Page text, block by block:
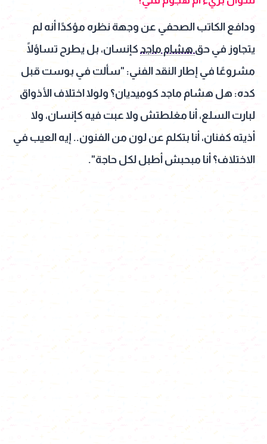
ودافع الكاتب الصحفي عن وجهة نظره مؤكدًا أنه لم
يتجاوز في حق هشام ماجد كإنسان، بل يطرح تساؤلًا
مشروعًا في إطار النقد الفني: "سألت في بوست قبل
كده: هل هشام ماجد كوميديان؟ ولولا اختلاف الأذواق
لبارت السلع، أنا مغلطتش ولا عبت فيه كإنسان، ولا
أذيته كفنان، أنا بتكلم عن لون من الفنون.. إيه العيب في
الاختلاف؟ أنا مبحبش أطبل لكل حاجة".